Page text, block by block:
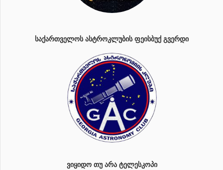
ᲡᲐᲥᲐᲠᲗᲕᲔᲚᲝᲡ ᲐᲡᲢᲠᲝᲙᲚᲣᲑᲘᲡ ᲤᲔᲘᲡᲑᲣᲥ ᲒᲕᲔᲠᲓᲘ
ᲕᲘᲧᲘᲓᲝ ᲗᲣ ᲐᲠᲐ ᲢᲔᲚᲔᲡᲙᲝᲞᲘ